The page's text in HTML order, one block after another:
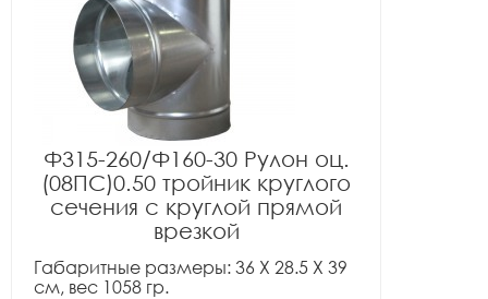
Ф315-260/Ф160-30 Рулон оц.
(08ПС)0.50 тройник круглого
сечения с круглой прямой
врезкой
Габаритные размеры: 36 X 28.5 X 39
см, вес 1058 гр.